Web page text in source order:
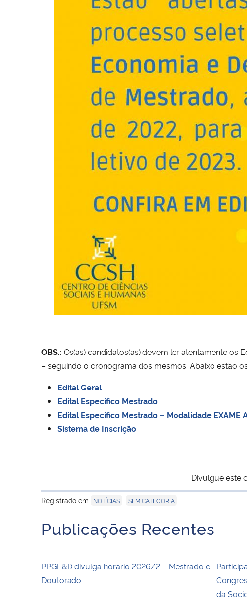
OBS.: Os(as) candidatos(as) devem ler atentamente os
– seguindo o cronograma dos mesmos. Abaixo estão
Edital Geral
Edital Específico Mestrado
Edital Específico Mestrado – Modalidade EXAME
Sistema de Inscrição
Divulgue este
Registrado em
NOTÍCIAS SEM CATEGORIA
Publicações Recentes
PPGE&D divulga horário 2026/2 – Mestrado e
Doutorado
da